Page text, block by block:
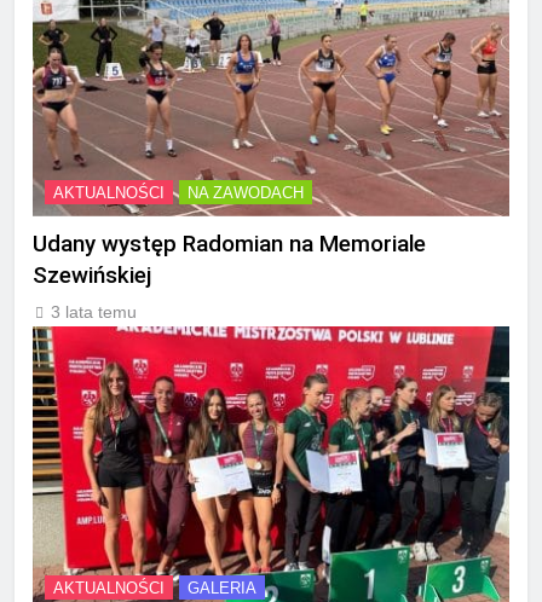
AKTUALNOŚCI NA ZAWODACH
Udany występ Radomian na Memoriale
Szewińskiej
3 lata temu
AKTUALNOŚCI GALERIA